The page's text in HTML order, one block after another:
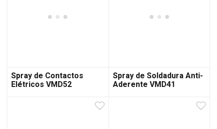
Spray de Contactos
Elétricos VMD52
Spray de Soldadura Anti-
Aderente VMD41